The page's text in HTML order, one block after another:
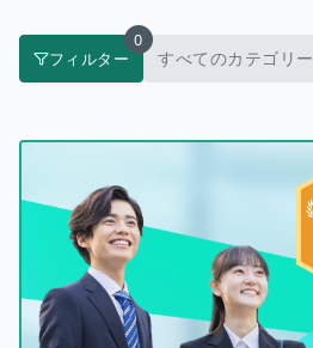
フィルター
0
すべてのカテゴリー